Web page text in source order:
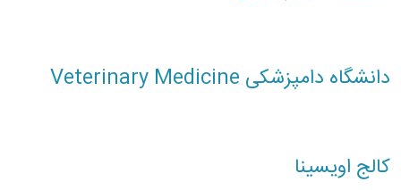
دانشگاه دامپزشکی Veterinary Medicine
کالج اویسینا